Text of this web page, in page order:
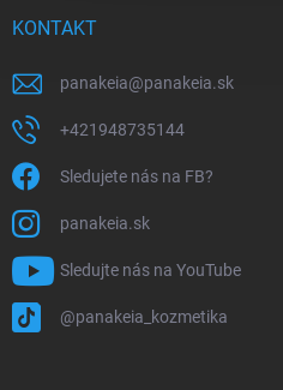
KONTAKT
panakeia@panakeia.sk
+421948735144
Sledujete nás na FB?
panakeia.sk
Sledujte nás na YouTube
@panakeia_kozmetika